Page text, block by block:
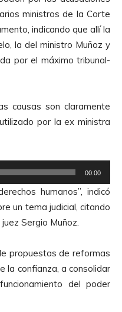
ministros de la Corte
indicando que allí la
la del ministro Muñoz y
por el máximo tribunal-
causas son claramente
por la ex ministra
00:00
humanos”, indicó
un tema judicial, citando
Sergio Muñoz.
propuestas de reformas
la confianza, a consolidar
del poder